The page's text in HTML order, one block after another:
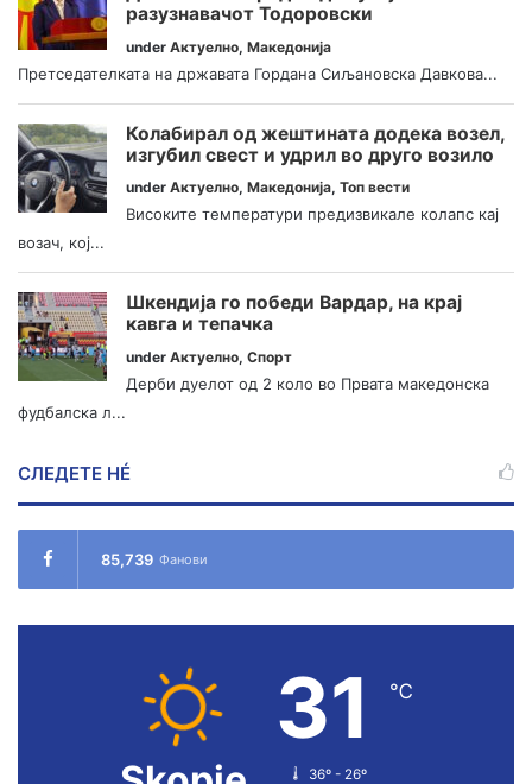
разузнавачот Тодоровски
under Актуелно, Македонија
Претседателката на државата Гордана Сиљановска Давкова...
Колабирал од жештината додека возел,
изгубил свест и удрил во друго возило
under Актуелно, Македонија, Топ вести
Високите температури предизвикале колапс кај
возач, кој...
Шкендија го победи Вардар, на крај
кавга и тепачка
under Актуелно, Спорт
Дерби дуелот од 2 коло во Првата македонска
фудбалска л...
СЛЕДЕТЕ НÉ
85,739 Фанови
31 ℃
36º - 26º